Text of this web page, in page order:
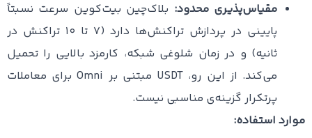
مقیاس‌پذیری محدود: بلاک‌چین بیت‌کوین سرعت نسبتاً
پایینی در پردازش تراکنش‌ها دارد (۷ تا ۱۰ تراکنش در
ثانیه) و در زمان شلوغی شبکه، کارمزد بالایی را تحمیل
می‌کند. از این رو، USDT مبتنی بر Omni برای معاملات
پرتکرار گزینه‌ی مناسبی نیست.
موارد استفاده: